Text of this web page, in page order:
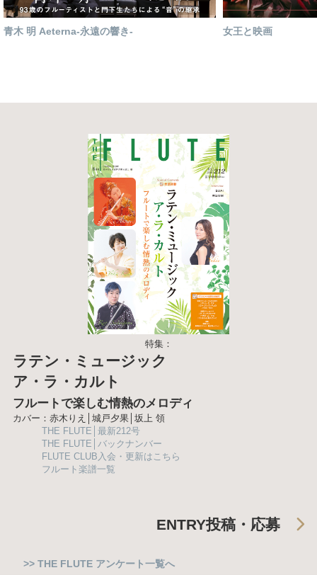
青木 明 Aeterna-永遠の響き- 女王と映画
特集：
ラテン・ミュージック
ア・ラ・カルト
フルートで楽しむ情熱のメロディ
カバー：赤木りえ│城戸夕果│坂上 領
THE FLUTE│最新212号
THE FLUTE│バックナンバー
FLUTE CLUB入会・更新はこちら
フルート楽譜一覧
ENTRY投稿・応募
>> THE FLUTE アンケート一覧へ